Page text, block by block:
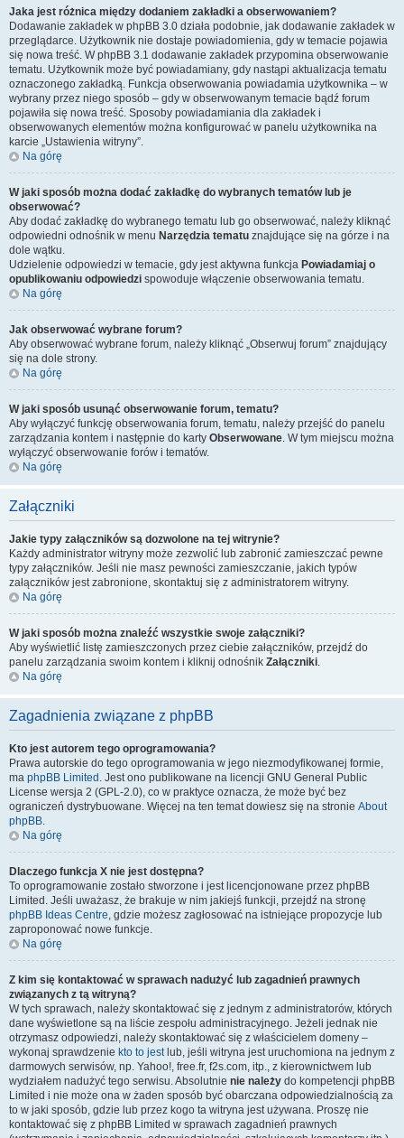
Jaka jest różnica między dodaniem zakładki a obserwowaniem?
Dodawanie zakładek w phpBB 3.0 działa podobnie, jak dodawanie zakładek w
przeglądarce. Użytkownik nie dostaje powiadomienia, gdy w temacie pojawia
się nowa treść. W phpBB 3.1 dodawanie zakładek przypomina obserwowanie
tematu. Użytkownik może być powiadamiany, gdy nastąpi aktualizacja tematu
oznaczonego zakładką. Funkcja obserwowania powiadamia użytkownika – w
wybrany przez niego sposób – gdy w obserwowanym temacie bądź forum
pojawiła się nowa treść. Sposoby powiadamiania dla zakładek i
obserwowanych elementów można konfigurować w panelu użytkownika na
karcie „Ustawienia witryny”.
Na górę
W jaki sposób można dodać zakładkę do wybranych tematów lub je
obserwować?
Aby dodać zakładkę do wybranego tematu lub go obserwować, należy kliknąć
odpowiedni odnośnik w menu Narzędzia tematu znajdujące się na górze i na
dole wątku.
Udzielenie odpowiedzi w temacie, gdy jest aktywna funkcja Powiadamiaj o
opublikowaniu odpowiedzi spowoduje włączenie obserwowania tematu.
Na górę
Jak obserwować wybrane forum?
Aby obserwować wybrane forum, należy kliknąć „Obserwuj forum” znajdujący
się na dole strony.
Na górę
W jaki sposób usunąć obserwowanie forum, tematu?
Aby wyłączyć funkcję obserwowania forum, tematu, należy przejść do panelu
zarządzania kontem i następnie do karty Obserwowane. W tym miejscu można
wyłączyć obserwowanie forów i tematów.
Na górę
Załączniki
Jakie typy załączników są dozwolone na tej witrynie?
Każdy administrator witryny może zezwolić lub zabronić zamieszczać pewne
typy załączników. Jeśli nie masz pewności zamieszczanie, jakich typów
załączników jest zabronione, skontaktuj się z administratorem witryny.
Na górę
W jaki sposób można znaleźć wszystkie swoje załączniki?
Aby wyświetlić listę zamieszczonych przez ciebie załączników, przejdź do
panelu zarządzania swoim kontem i kliknij odnośnik Załączniki.
Na górę
Zagadnienia związane z phpBB
Kto jest autorem tego oprogramowania?
Prawa autorskie do tego oprogramowania w jego niezmodyfikowanej formie,
ma phpBB Limited . Jest ono publikowane na licencji GNU General Public
License wersja 2 (GPL-2.0), co w praktyce oznacza, że może być bez
ograniczeń dystrybuowane. Więcej na ten temat dowiesz się na stronie About
phpBB.
Na górę
Dlaczego funkcja X nie jest dostępna?
To oprogramowanie zostało stworzone i jest licencjonowane przez phpBB
Limited. Jeśli uważasz, że brakuje w nim jakiejś funkcji, przejdź na stronę
phpBB Ideas Centre, gdzie możesz zagłosować na istniejące propozycje lub
zaproponować nowe funkcje.
Na górę
Z kim się kontaktować w sprawach nadużyć lub zagadnień prawnych
związanych z tą witryną?
W tych sprawach, należy skontaktować się z jednym z administratorów, których
dane wyświetlone są na liście zespołu administracyjnego. Jeżeli jednak nie
otrzymasz odpowiedzi, należy skontaktować się z właścicielem domeny –
wykonaj sprawdzenie kto to jestlub, jeśli witryna jest uruchomiona na jednym z
darmowych serwisów, np. Yahoo!, free.fr, f2s.com, itp., z kierownictwem lub
wydziałem nadużyć tego serwisu. Absolutnie nie należy do kompetencji phpBB
Limited i nie może ona w żaden sposób być obarczana odpowiedzialnością za
to w jaki sposób, gdzie lub przez kogo ta witryna jest używana. Proszę nie
kontaktować się z phpBB Limited w sprawach zagadnień prawnych